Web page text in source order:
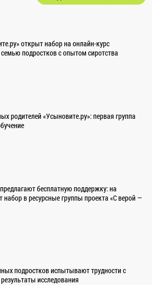
открыт набор на онлайн-курс
подростков с опытом сиротства
родителей «Усыновите.ру»: первая группа
бесплатную поддержку: на
набор в ресурсные группы проекта «С верой —
подростков испытывают трудности с
исследования